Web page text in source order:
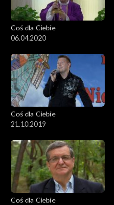
Coś dla Ciebie
06.04.2020
Coś dla Ciebie
21.10.2019
Coś dla Ciebie